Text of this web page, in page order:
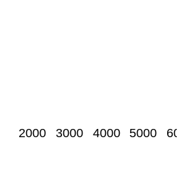
2000 3000 4000 5000